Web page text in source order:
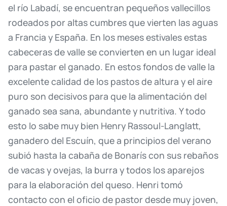
el río Labadí, seencuentran pequeñosvallecillos
rodeados por altascumbresquevierten lasaguas
a Francia y España. En los mesesestivalesestas
cabecerasdevalle seconvierten en un lugar ideal
para pastar el ganado. En estosfondosdevalle la
excelentecalidad de los pastosdealtura yel aire
puro son decisivos para que la alimentación del
ganado sea sana, abundantey nutritiva. Ytodo
esto lo sabe muy bien Henry Rassoul-Langlatt,
ganadero del Escuín, quea principiosdel verano
subió hasta la cabaña de Bonaríscon sus rebaños
devacasyovejas, la burra ytodos losaparejos
para la elaboración del queso. Henri tomó
contacto con el oficio de pastor desde muy joven,